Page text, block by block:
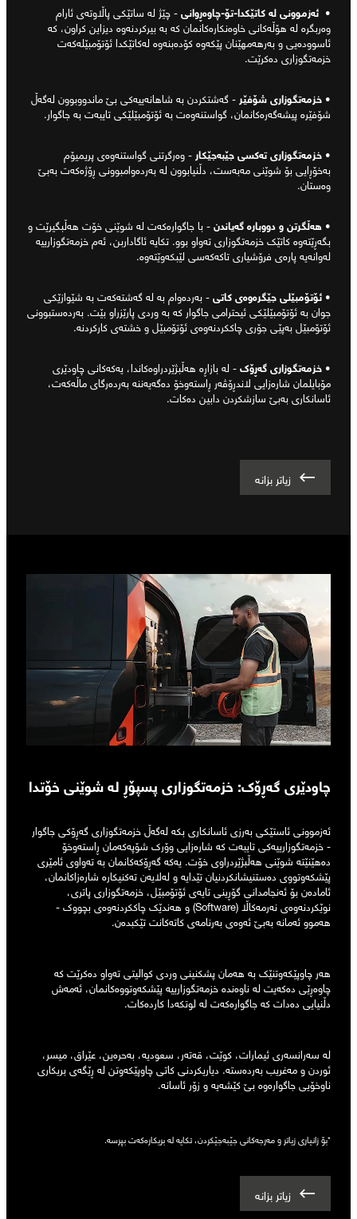
• ئەزموونی لە کاتێکدا-تۆ-چاوەڕوانی- چێژ لە ساتێکی پاڵاوتەی ئارام
وەربگرە لە هۆڵەکانی خاوەنکارەکانمان کە بە بیرکردنەوە دیزاین کراون، کە
ئاسوودەیی و بەرهەمهێنان پێکەوە کۆدەبنەوە لەکاتێکدا ئۆتۆمبێلەکەت
خزمەتگوزاری دەکرێت.
• خزمەتگوزاری شۆفێر - گەشتکردن بە شاهانەییەکی بێ ماندووبوون لەگەڵ
شۆفێرە پیشەگەرەکانمان، گواستنەوەت بە ئۆتۆمبێلێکی تایبەت بە جاگوار.
• خزمەتگوزاری تەکسی جێبەجێکار - وەرگرتنی گواستنەوەی پریمیۆم
بەخۆڕایی بۆ شوێنی مەبەست، دڵنیابوون لە بەردەوامبوونی ڕۆژەکەت بەبێ
وەستان.
• هەڵگرتن و دووبارە گەیاندن- با جاگوارەکەت لە شوێنی خۆت هەڵبگیرێت و
بگەڕێتەوە کاتێک خزمەتگوزاری تەواو بوو. تکایە ئاگاداربن، ئەم خزمەتگوزارییە
لەوانەیە پارەی فرۆشیاری تاکەکەسی لێبکەوێتەوە.
• ئۆتۆمبێلی جێگرەوەی کاتی- بەردەوام بە لە گەشتەکەت بە شێوازێکی
جوان بە ئۆتۆمبێلێکی ئیحترامی جاگوار کە بە وردی پارێزراو بێت. بەردەستبوونی
ئۆتۆمبێل بەپێی جۆری چاککردنەوەی ئۆتۆمبێل و خشتەی کارکردنە.
• خزمەتگوزاری گەڕۆک- لە بازاڕە هەڵبژێردراوەکاندا، یەکەکانی چاودێری
مۆبایلمان شارەزایی لاندڕۆڤەر ڕاستەوخۆ دەگەیەننە بەردەرگای ماڵەکەت،
ئاسانکاری بەبێ سازشکردن دابین دەکات.
زیاتر بزانە
چاودێری گەڕۆک: خزمەتگوزاری پسپۆڕ لە شوێنی خۆتدا
ئەزموونی ئاستێکی بەرزی ئاسانکاری بکە لەگەڵ خزمەتگوزاری گەڕۆکی جاگوار
- خزمەتگوزارییەکی تایبەت کە شارەزایی وۆرک شۆپەکەمان ڕاستەوخۆ
دەهێنێتە شوێنی هەڵبژێردراوی خۆت. یەکە گەڕۆکەکانمان بە تەواوی ئامێری
پێشکەوتووی دەستنیشانکردنیان تێدایە و لەلایەن تەکنیکارە شارەزاکانمان،
ئامادەن بۆ ئەنجامدانی گۆڕینی تایەی ئۆتۆمبێل، خزمەتگوزاری پاتری،
نوێکردنەوەی نەرمەکاڵا (Software) و هەندێک چاککردنەوەی بچووک -
هەموو ئەمانە بەبێ ئەوەی بەرنامەی کاتەکانت تێکبدەن.
هەر چاوپێکەوتنێک بە هەمان پشکنینی وردی کوالیتی تەواو دەکرێت کە
چاوەڕێی دەکەیت لە ناوەندە خزمەتگوزارییە پێشکەوتووەکانمان، ئەمەش
دڵنیایی دەدات کە جاگوارەکەت لە لوتکەدا کاردەکات.
لە سەرانسەری ئیمارات، کوێت، قەتەر، سعودیە، بەحرەین، عێراق، میسر،
ئوردن و مەغریب بەردەستە. دیاریکردنی کاتی چاوپێکەوتن لە ڕێگەی بریکاری
ناوخۆیی جاگوارەوە بێ کێشەیە و زۆر ئاسانە.
*بۆ زانیاری زیاتر و مەرجەکانی جێبەجێکردن، تکایە لە بریکارەکەت بپرسە.
زیاتر بزانە